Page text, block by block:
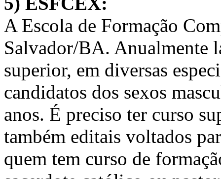
A Escola de Formação
Salvador/BA. Anualmente
superior, em diversas
candidatos dos sexos
anos. É preciso ter curso
também editais voltados
quem tem curso de